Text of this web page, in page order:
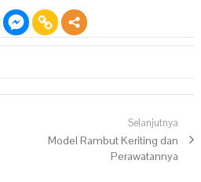
Selanjutnya
Next post:
Model Rambut Keriting dan
Perawatannya